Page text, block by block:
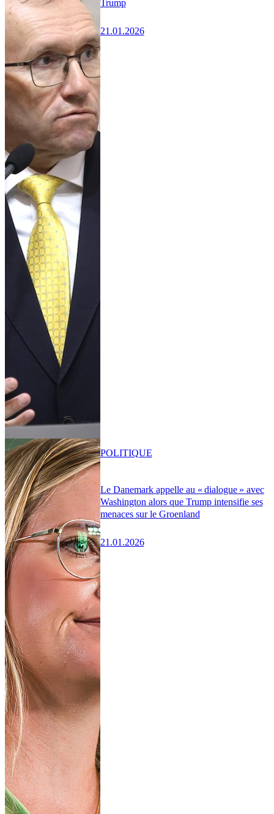
Trump
21.01.2026
Le Danemark appelle au « dialogue » avec
Washington alors que Trump intensifie ses
menaces sur le Groenland
21.01.2026
POLITIQUE